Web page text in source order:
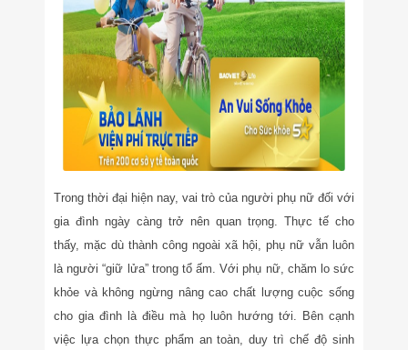
Trong thời đại hiện nay, vai trò của người phụ nữ đối với
gia đình ngày càng trở nên quan trọng. Thực tế cho
thấy, mặc dù thành công ngoài xã hội, phụ nữ vẫn luôn
là người “giữ lửa” trong tổ ấm. Với phụ nữ, chăm lo sức
khỏe và không ngừng nâng cao chất lượng cuộc sống
cho gia đình là điều mà họ luôn hướng tới. Bên cạnh
việc lựa chọn thực phẩm an toàn, duy trì chế độ sinh